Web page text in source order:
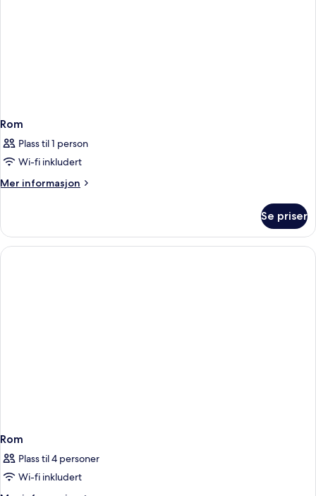
Rom
Plass til 1 person
Wi-fi inkludert
Mer informasjon
Mer
Se priser
Rom
Plass til 4 personer
Wi-fi inkludert